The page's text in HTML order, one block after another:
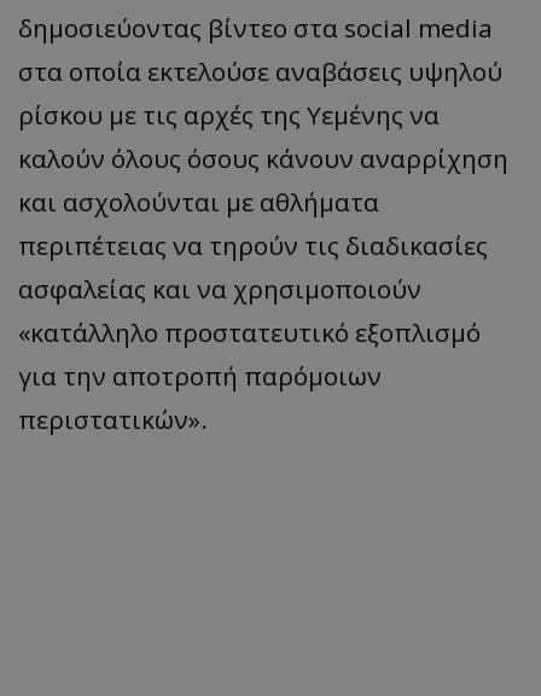
δημοσιεύοντας βίντεο στα social media
στα οποία εκτελούσε αναβάσεις υψηλού
ρίσκου με τις αρχές της Υεμένης να
καλούν όλους όσους κάνουν αναρρίχηση
και ασχολούνται με αθλήματα
περιπέτειας να τηρούν τις διαδικασίες
ασφαλείας και να χρησιμοποιούν
«κατάλληλο προστατευτικό εξοπλισμό
για την αποτροπή παρόμοιων
περιστατικών».